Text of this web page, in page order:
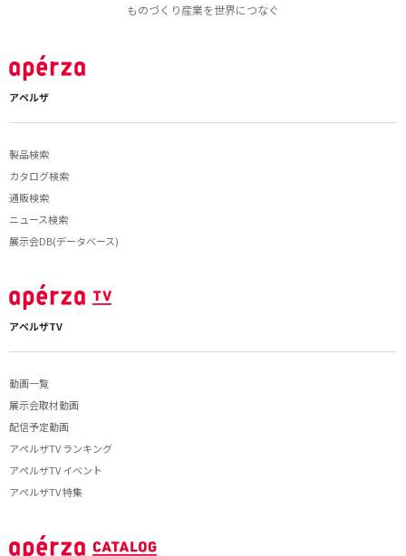
ものづくり産業を世界につなぐ
アペルザ
製品検索
カタログ検索
通販検索
ニュース検索
展示会DB(データベース)
アペルザTV
動画一覧
展示会取材動画
配信予定動画
アペルザTV ランキング
アペルザTV イベント
アペルザTV 特集